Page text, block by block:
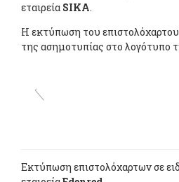
εταιρεία SIKA.
Η εκτύπωση του
της ασημοτυπίας στο λογότυπο
Εκτύπωση επιστολόχαρτων σε